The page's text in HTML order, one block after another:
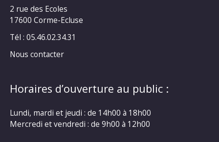
2 rue des Ecoles
17600 Corme-Ecluse
Tél : 05.46.02.34.31
Nous contacter
Horaires d’ouverture au public :
Lundi, mardi et jeudi : de 14h00 à 18h00
Mercredi et vendredi : de 9h00 à 12h00